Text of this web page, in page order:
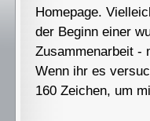
Homepage.
der Beginn einer
Zusammenarbeit -
Wenn ihr es
160 Zeichen, um